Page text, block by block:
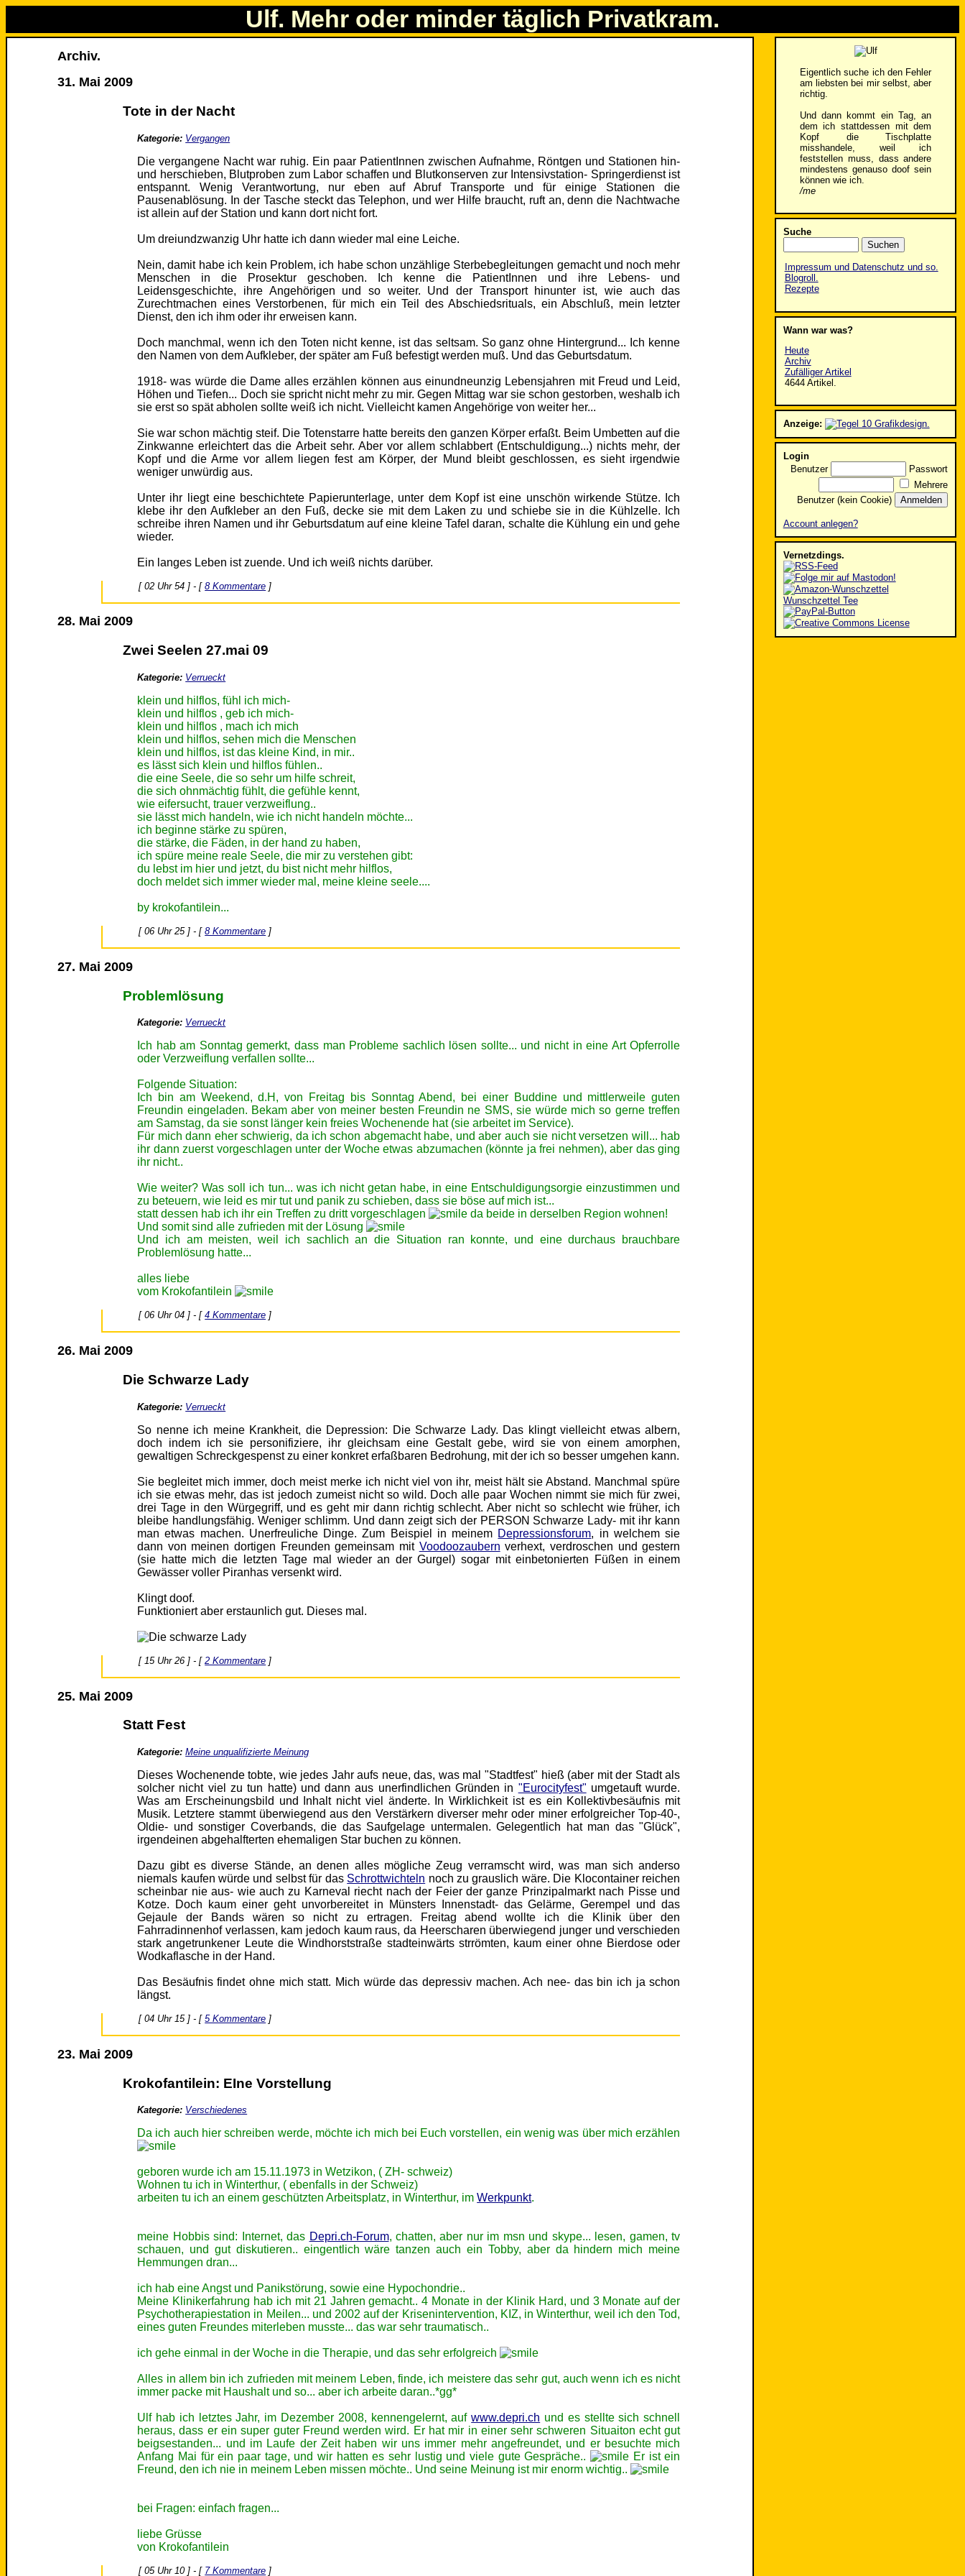
Ulf. Mehr oder minder täglich Privatkram.
Archiv.
31. Mai 2009
Tote in der Nacht
Kategorie: Vergangen
Die vergangene Nacht war ruhig. Ein paar PatientInnen zwischen Aufnahme, Röntgen und Stationen hin-
und herschieben, Blutproben zum Labor schaffen und Blutkonserven zur Intensivstation- Springerdienst ist
entspannt. Wenig Verantwortung, nur eben auf Abruf Transporte und für einige Stationen die
Pausenablösung. In der Tasche steckt das Telephon, und wer Hilfe braucht, ruft an, denn die Nachtwache
ist allein auf der Station und kann dort nicht fort.
Um dreiundzwanzig Uhr hatte ich dann wieder mal eine Leiche.
Nein, damit habe ich kein Problem, ich habe schon unzählige Sterbebegleitungen gemacht und noch mehr
Menschen in die Prosektur geschoben. Ich kenne die PatientInnen und ihre Lebens- und
Leidensgeschichte, ihre Angehörigen und so weiter. Und der Transport hinunter ist, wie auch das
Zurechtmachen eines Verstorbenen, für mich ein Teil des Abschiedsrituals, ein Abschluß, mein letzter
Dienst, den ich ihm oder ihr erweisen kann.
Doch manchmal, wenn ich den Toten nicht kenne, ist das seltsam. So ganz ohne Hintergrund... Ich kenne
den Namen von dem Aufkleber, der später am Fuß befestigt werden muß. Und das Geburtsdatum.
1918- was würde die Dame alles erzählen können aus einundneunzig Lebensjahren mit Freud und Leid,
Höhen und Tiefen... Doch sie spricht nicht mehr zu mir. Gegen Mittag war sie schon gestorben, weshalb ich
sie erst so spät abholen sollte weiß ich nicht. Vielleicht kamen Angehörige von weiter her...
Sie war schon mächtig steif. Die Totenstarre hatte bereits den ganzen Körper erfaßt. Beim Umbetten auf die
Zinkwanne erleichtert das die Arbeit sehr. Aber vor allem schlabbert (Entschuldigung...) nichts mehr, der
Kopf und die Arme vor allem liegen fest am Körper, der Mund bleibt geschlossen, es sieht irgendwie
weniger unwürdig aus.
Unter ihr liegt eine beschichtete Papierunterlage, unter dem Kopf ist eine unschön wirkende Stütze. Ich
klebe ihr den Aufkleber an den Fuß, decke sie mit dem Laken zu und schiebe sie in die Kühlzelle. Ich
schreibe ihren Namen und ihr Geburtsdatum auf eine kleine Tafel daran, schalte die Kühlung ein und gehe
wieder.
Ein langes Leben ist zuende. Und ich weiß nichts darüber.
[ 02 Uhr 54 ] - [8 Kommentare ]
28. Mai 2009
Zwei Seelen 27.mai 09
Kategorie: Verrueckt
klein und hilflos, fühl ich mich-
klein und hilflos , geb ich mich-
klein und hilflos , mach ich mich
klein und hilflos, sehen mich die Menschen
klein und hilflos, ist das kleine Kind, in mir..
es lässt sich klein und hilflos fühlen..
die eine Seele, die so sehr um hilfe schreit,
die sich ohnmächtig fühlt, die gefühle kennt,
wie eifersucht, trauer verzweiflung..
sie lässt mich handeln, wie ich nicht handeln möchte...
ich beginne stärke zu spüren,
die stärke, die Fäden, in der hand zu haben,
ich spüre meine reale Seele, die mir zu verstehen gibt:
du lebst im hier und jetzt, du bist nicht mehr hilflos,
doch meldet sich immer wieder mal, meine kleine seele....
by krokofantilein...
[ 06 Uhr 25 ] - [8 Kommentare ]
27. Mai 2009
Problemlösung
Kategorie: Verrueckt
Ich hab am Sonntag gemerkt, dass man Probleme sachlich lösen sollte... und nicht in eine Art Opferrolle
oder Verzweiflung verfallen sollte...
Folgende Situation:
Ich bin am Weekend, d.H, von Freitag bis Sonntag Abend, bei einer Buddine und mittlerweile guten
Freundin eingeladen. Bekam aber von meiner besten Freundin ne SMS, sie würde mich so gerne treffen
am Samstag, da sie sonst länger kein freies Wochenende hat (sie arbeitet im Service).
Für mich dann eher schwierig, da ich schon abgemacht habe, und aber auch sie nicht versetzen will... hab
ihr dann zuerst vorgeschlagen unter der Woche etwas abzumachen (könnte ja frei nehmen), aber das ging
ihr nicht..
Wie weiter? Was soll ich tun... was ich nicht getan habe, in eine Entschuldigungsorgie einzustimmen und
zu beteuern, wie leid es mir tut und panik zu schieben, dass sie böse auf mich ist...
statt dessen hab ich ihr ein Treffen zu dritt vorgeschlagen
da beide in derselben Region wohnen!
Und somit sind alle zufrieden mit der Lösung
Und ich am meisten, weil ich sachlich an die Situation ran konnte, und eine durchaus brauchbare
Problemlösung hatte...
alles liebe
vom Krokofantilein
[ 06 Uhr 04 ] - [4 Kommentare ]
26. Mai 2009
Die Schwarze Lady
Kategorie: Verrueckt
So nenne ich meine Krankheit, die Depression: Die Schwarze Lady. Das klingt vielleicht etwas albern,
doch indem ich sie personifiziere, ihr gleichsam eine Gestalt gebe, wird sie von einem amorphen,
gewaltigen Schreckgespenst zu einer konkret erfaßbaren Bedrohung, mit der ich so besser umgehen kann.
Sie begleitet mich immer, doch meist merke ich nicht viel von ihr, meist hält sie Abstand. Manchmal spüre
ich sie etwas mehr, das ist jedoch zumeist nicht so wild. Doch alle paar Wochen nimmt sie mich für zwei,
drei Tage in den Würgegriff, und es geht mir dann richtig schlecht. Aber nicht so schlecht wie früher, ich
bleibe handlungsfähig. Weniger schlimm. Und dann zeigt sich der PERSON Schwarze Lady- mit ihr kann
man etwas machen. Unerfreuliche Dinge. Zum Beispiel in meinem Depressionsforum, in welchem sie
dann von meinen dortigen Freunden gemeinsam mit Voodoozaubern verhext, verdroschen und gestern
(sie hatte mich die letzten Tage mal wieder an der Gurgel) sogar mit einbetonierten Füßen in einem
Gewässer voller Piranhas versenkt wird.
Klingt doof.
Funktioniert aber erstaunlich gut. Dieses mal.
[ 15 Uhr 26 ] - [2 Kommentare ]
25. Mai 2009
Statt Fest
Kategorie: Meine unqualifizierte Meinung
Dieses Wochenende tobte, wie jedes Jahr aufs neue, das, was mal "Stadtfest" hieß (aber mit der Stadt als
solcher nicht viel zu tun hatte) und dann aus unerfindlichen Gründen in "Eurocityfest" umgetauft wurde.
Was am Erscheinungsbild und Inhalt nicht viel änderte. In Wirklichkeit ist es ein Kollektivbesäufnis mit
Musik. Letztere stammt überwiegend aus den Verstärkern diverser mehr oder miner erfolgreicher Top-40-,
Oldie- und sonstiger Coverbands, die das Saufgelage untermalen. Gelegentlich hat man das "Glück",
irgendeinen abgehalfterten ehemaligen Star buchen zu können.
Dazu gibt es diverse Stände, an denen alles mögliche Zeug verramscht wird, was man sich anderso
niemals kaufen würde und selbst für das Schrottwichteln noch zu grauslich wäre. Die Klocontainer reichen
scheinbar nie aus- wie auch zu Karneval riecht nach der Feier der ganze Prinzipalmarkt nach Pisse und
Kotze. Doch kaum einer geht unvorbereitet in Münsters Innenstadt- das Gelärme, Gerempel und das
Gejaule der Bands wären so nicht zu ertragen. Freitag abend wollte ich die Klinik über den
Fahrradinnenhof verlassen, kam jedoch kaum raus, da Heerscharen überwiegend junger und verschieden
stark angetrunkener Leute die Windhorststraße stadteinwärts strrömten, kaum einer ohne Bierdose oder
Wodkaflasche in der Hand.
Das Besäufnis findet ohne mich statt. Mich würde das depressiv machen. Ach nee- das bin ich ja schon
längst.
[ 04 Uhr 15 ] - [5 Kommentare ]
23. Mai 2009
Krokofantilein: EIne Vorstellung
Kategorie: Verschiedenes
Da ich auch hier schreiben werde, möchte ich mich bei Euch vorstellen, ein wenig was über mich erzählen
geboren wurde ich am 15.11.1973 in Wetzikon, ( ZH- schweiz)
Wohnen tu ich in Winterthur, ( ebenfalls in der Schweiz)
arbeiten tu ich an einem geschützten Arbeitsplatz, in Winterthur, imWerkpunkt.
meine Hobbis sind: Internet, das Depri.ch-Forum, chatten, aber nur im msn und skype... lesen, gamen, tv
schauen, und gut diskutieren.. eingentlich wäre tanzen auch ein Tobby, aber da hindern mich meine
Hemmungen dran...
ich hab eine Angst und Panikstörung, sowie eine Hypochondrie..
Meine Klinikerfahrung hab ich mit 21 Jahren gemacht.. 4 Monate in der Klinik Hard, und 3 Monate auf der
Psychotherapiestation in Meilen... und 2002 auf der Krisenintervention, KIZ, in Winterthur, weil ich den Tod,
eines guten Freundes miterleben musste... das war sehr traumatisch..
ich gehe einmal in der Woche in die Therapie, und das sehr erfolgreich
Alles in allem bin ich zufrieden mit meinem Leben, finde, ich meistere das sehr gut, auch wenn ich es nicht
immer packe mit Haushalt und so... aber ich arbeite daran..*gg*
Ulf hab ich letztes Jahr, im Dezember 2008, kennengelernt, aufwww.depri.ch und es stellte sich schnell
heraus, dass er ein super guter Freund werden wird. Er hat mir in einer sehr schweren Situaiton echt gut
beigsestanden... und im Laufe der Zeit haben wir uns immer mehr angefreundet, und er besuchte mich
Anfang Mai für ein paar tage, und wir hatten es sehr lustig und viele gute Gespräche..
Er ist ein
Freund, den ich nie in meinem Leben missen möchte.. Und seine Meinung ist mir enorm wichtig..
bei Fragen: einfach fragen...
liebe Grüsse
von Krokofantilein
[ 05 Uhr 10 ] - [ 7 Kommentare ]
Eigentlich suche ich den Fehler
am liebsten bei mir selbst, aber
richtig.
Und dann kommt ein Tag, an
dem ich stattdessen mit dem
Kopf die Tischplatte
misshandele, weil ich
feststellen muss, dass andere
mindestens genauso doof sein
können wie ich.
/me
Suche
Impressum und Datenschutz und so.
Blogroll.
Rezepte
Wann war was?
Heute
Archiv
Zufälliger Artikel
4644 Artikel.
Anzeige:
Login
Benutzer
Passwort
Mehrere
Benutzer (kein Cookie)
Account anlegen?
Vernetzdings.
Wunschzettel Tee